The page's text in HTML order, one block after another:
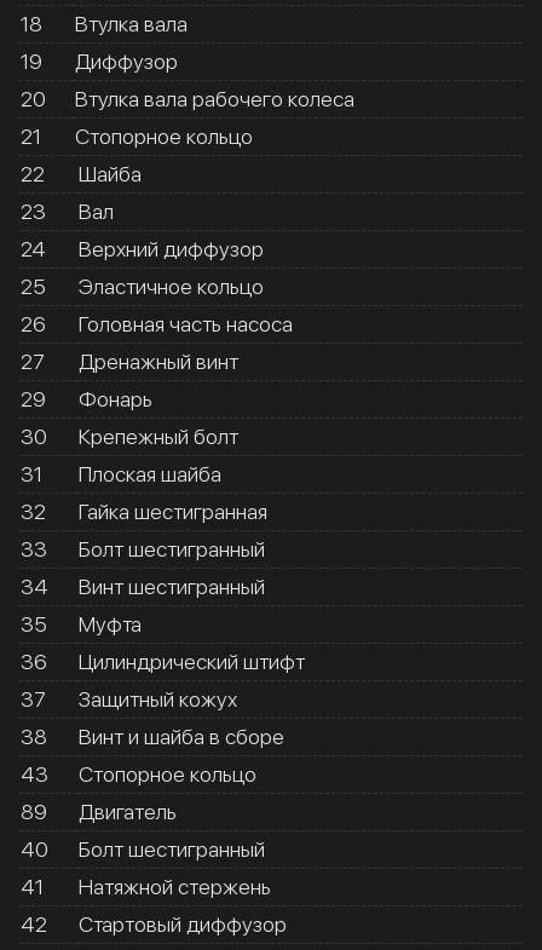
18
Втулка вала
19
Диффузор
20
Втулка вала рабочего колеса
21
Стопорное кольцо
22
Шайба
23
Вал
24
Верхний диффузор
25
Эластичное кольцо
26
Головная часть насоса
27
Дренажный винт
29
Фонарь
30
Крепежный болт
31
Плоская шайба
32
Гайка шестигранная
33
Болт шестигранный
34
Винт шестигранный
35
Муфта
36
Цилиндрический штифт
37
Защитный кожух
38
Винт и шайба в сборе
43
Стопорное кольцо
89
Двигатель
40
Болт шестигранный
41
Натяжной стержень
42
Стартовый диффузор